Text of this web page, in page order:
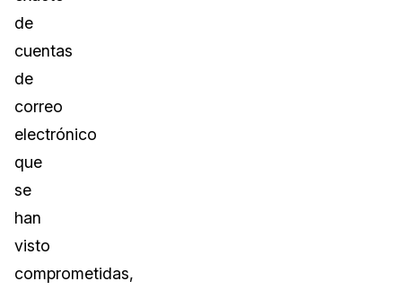
de
cuentas
de
correo
electrónico
que
se
han
visto
comprometidas,